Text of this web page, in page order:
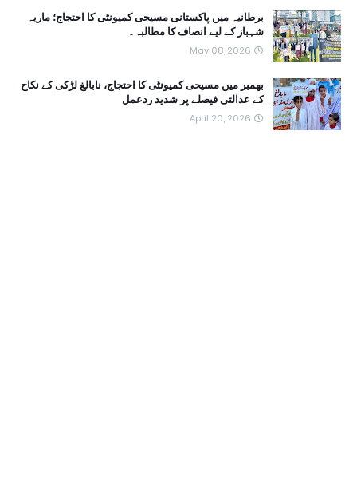
برطانیہ میں پاکستانی مسیحی کمیونٹی کا احتجاج؛ ماریہ
شہباز کے لیے انصاف کا مطالبہ۔
May 08, 2026
بھمبر میں مسیحی کمیونٹی کا احتجاج، نابالغ لڑکی کے نکاح
کے عدالتی فیصلے پر شدید ردعمل
April 20, 2026